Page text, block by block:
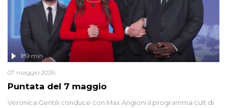
Puntata del 7 maggio
189 min
07 maggio 2026
Veronica Gentili conduce con Max Angioni il programma cult di